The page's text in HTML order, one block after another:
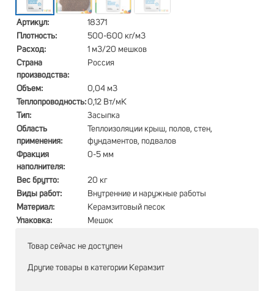
Артикул:
18371
Плотность:
500-600 кг/м3
Расход:
1 м3/20 мешков
Страна
производства:
Россия
Объем:
0,04 м3
Теплопроводность:0,12 Вт/мК
Тип:
Засыпка
Область
применения:
Теплоизоляции крыш, полов, стен,
фундаментов, подвалов
Фракция
наполнителя:
0-5 мм
Вес брутто:
20 кг
Виды работ:
Внутренние и наружные работы
Материал:
Керамзитовый песок
Упаковка:
Мешок
Товар сейчас не доступен
Другие товары в категории Керамзит